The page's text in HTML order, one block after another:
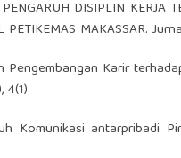
DISIPLIN KERJA
PETIKEMAS MAKASSAR.
Pengembangan Karir
4(1)
Komunikasi antarpribadi